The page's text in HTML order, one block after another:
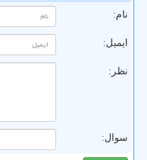
نام:
ایمیل:
نظر:
سوال: